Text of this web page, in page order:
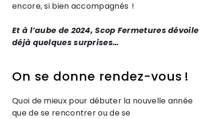
encore, si bien accompagnés !
Et à l’aube de 2024, Scop Fermetures dévoile
déjà quelques surprises…
On se donne rendez-vous !
Quoi de mieux pour débuter la nouvelle année
que de se rencontrer ou de se